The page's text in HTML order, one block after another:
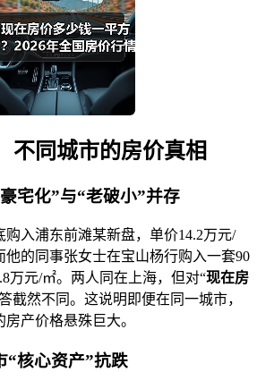
不同城市的房价真相
宅化”与“老破小”并存
购入浦东前滩某新盘，单价14.2万元/
他的同事张女士在宝山杨行购入一套90
万元/㎡。两人同在上海，但对“现在房
截然不同。这说明即便在同一城市，
产价格悬殊巨大。
“核心资产”抗跌